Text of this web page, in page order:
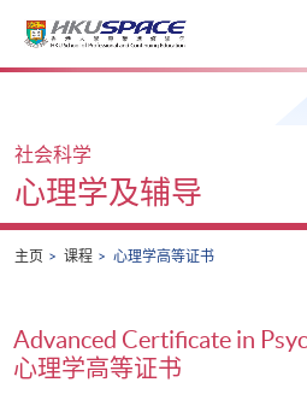
Main
社会科学
心理学及辅导
主页 课程 心理学高等证书
Advanced Certificate in
心理学高等证书